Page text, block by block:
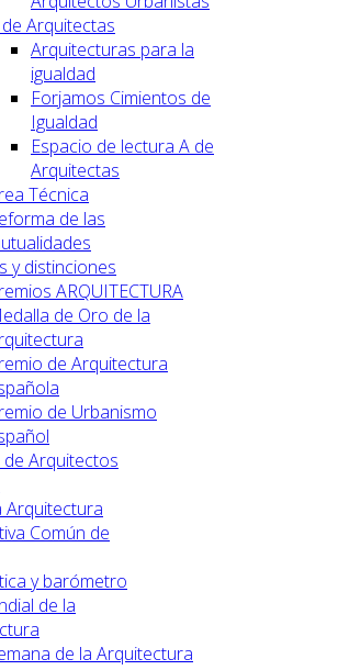
Arquitectas
Arquitecturas para la
igualdad
Forjamos Cimientos de
Igualdad
Espacio de lectura A de
Arquitectas
Técnica
de las
y distinciones
ARQUITECTURA
de Oro de la
de Arquitectura
de Urbanismo
de Arquitectos
Arquitectura
Común de
y barómetro
de la
de la Arquitectura